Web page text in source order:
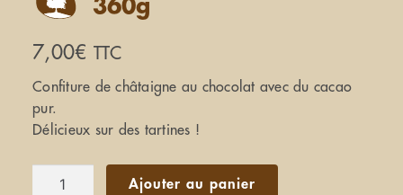
360g
7,00€ TTC
Confiture de châtaigne au chocolat avec du cacao
pur.
Délicieux sur des tartines !
Ajouter au panier